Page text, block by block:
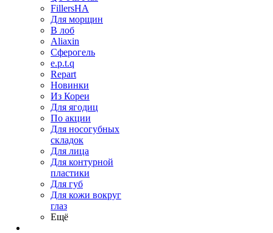
FillersHA
Для морщин
В лоб
Aliaxin
Сферогель
e.p.t.q
Repart
Новинки
Из Кореи
Для ягодиц
По акции
Для носогубных
складок
Для лица
Для контурной
пластики
Для губ
Для кожи вокруг
глаз
Ещё